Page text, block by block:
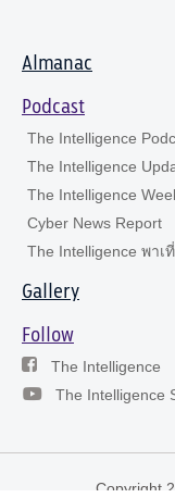
Almanac
Podcast
The Intelligence
The Intelligence
The Intelligence
Cyber News Report
The Intelligence พาเ
Gallery
Follow
The Intelligence
The Intelligence
Copyright